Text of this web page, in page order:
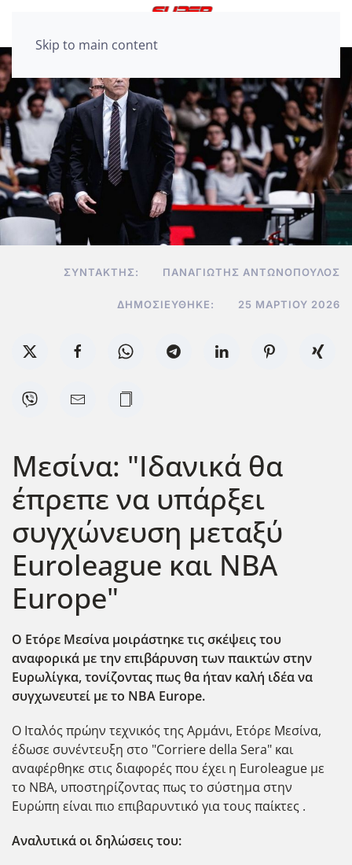
Skip to main content
ΣΥΝΤΆΚΤΗΣ: ΠΑΝΑΓΙΏΤΗΣ ΑΝΤΩΝΌΠΟΥΛΟΣ
ΔΗΜΟΣΙΕΎΘΗΚΕ: 25 ΜΑΡΤΊΟΥ 2026
Μεσίνα: "Ιδανικά θα
έπρεπε να υπάρξει
συγχώνευση μεταξύ
Euroleague και ΝΒΑ
Europe"
Ο Ετόρε Μεσίνα μοιράστηκε τις σκέψεις του
αναφορικά με την επιβάρυνση των παικτών στην
Ευρωλίγκα, τονίζοντας πως θα ήταν καλή ιδέα να
συγχωνευτεί με το ΝΒΑ Europe.
Ο Ιταλός πρώην τεχνικός της Αρμάνι, Ετόρε Μεσίνα,
έδωσε συνέντευξη στο "Corriere della Sera" και
αναφέρθηκε στις διαφορές που έχει η Euroleague με
το ΝΒΑ, υποστηρίζοντας πως το σύστημα στην
Ευρώπη είναι πιο επιβαρυντικό για τους παίκτες .
Αναλυτικά οι δηλώσεις του: